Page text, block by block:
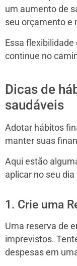
um aumento de
seu orçamento e
Essa
continue no
Dicas de
saudáveis
Adotar hábitos
manter suas
Aqui estão
aplicar no seu dia
1. Crie uma
Uma reserva de
imprevistos.
despesas em